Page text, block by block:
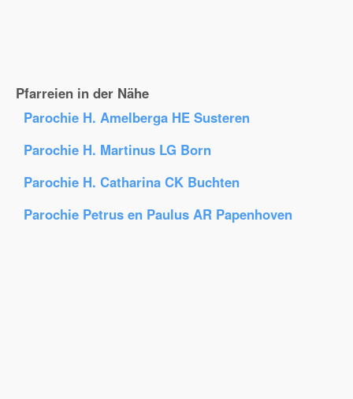
Pfarreien in der Nähe
Parochie H. Amelberga HE Susteren
Parochie H. Martinus LG Born
Parochie H. Catharina CK Buchten
Parochie Petrus en Paulus AR Papenhoven